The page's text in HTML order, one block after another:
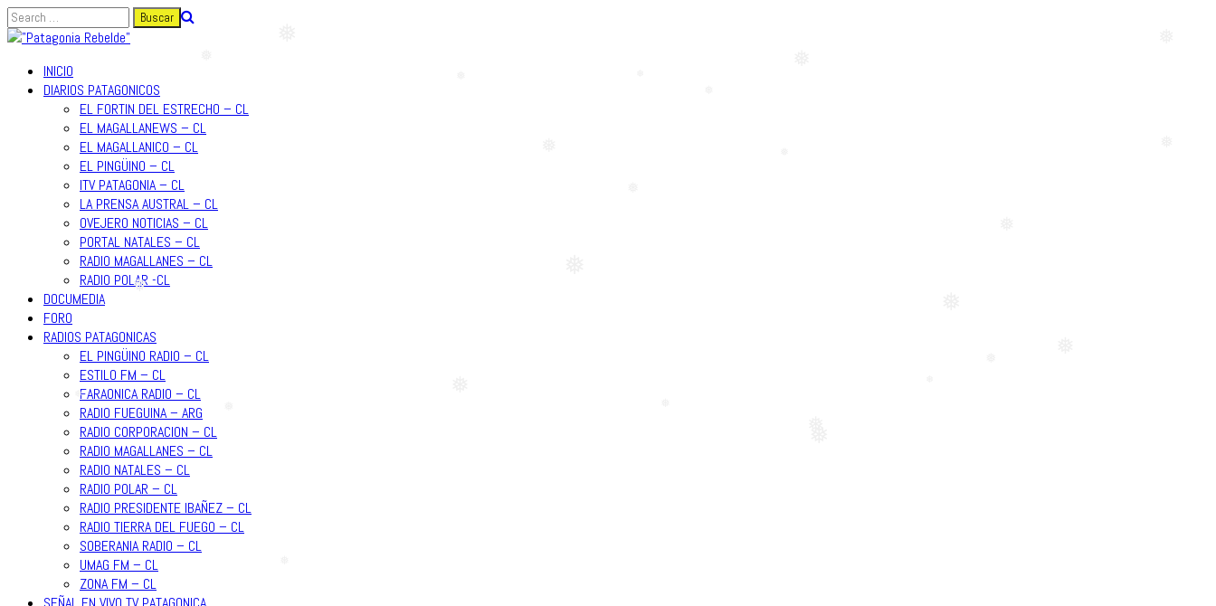
❅
Ir
al
INICIO
DIARIOS PATAGONICOS
EL FORTIN DEL ESTRECHO – CL
EL MAGALLANEWS – CL
EL MAGALLANICO – CL
EL PINGÜINO – CL
ITV PATAGONIA – CL
LA PRENSA AUSTRAL – CL
OVEJERO NOTICIAS – CL
PORTAL NATALES – CL
RADIO MAGALLANES – CL
RADIO POLAR -CL
DOCUMEDIA
FORO
RADIOS PATAGONICAS
EL PINGÜINO RADIO – CL
ESTILO FM – CL
FARAONICA RADIO – CL
RADIO FUEGUINA – ARG
RADIO CORPORACION – CL
RADIO MAGALLANES – CL
RADIO NATALES – CL
RADIO POLAR – CL
RADIO PRESIDENTE IBAÑEZ – CL
RADIO TIERRA DEL FUEGO – CL
SOBERANIA RADIO – CL
UMAG FM – CL
ZONA FM – CL